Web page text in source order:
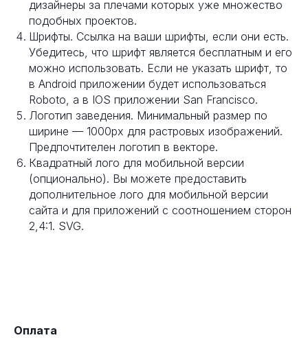
дизайнеры за плечами которых уже множество
подобных проектов.
Шрифты. Ссылка на ваши шрифты, если они есть.
Убедитесь, что шрифт является бесплатным и его
можно использовать. Если не указать шрифт, то
в Android приложении будет использоваться
Roboto, а в IOS приложении San Francisco.
Логотип заведения. Минимальный размер по
ширине — 1000px для растровых изображений.
Предпочтителен логотип в векторе.
Квадратный лого для мобильной версии
(опционально). Вы можете предоставить
дополнительное лого для мобильной версии
сайта и для приложений с соотношением сторон
2,4:1. SVG.
Оплата